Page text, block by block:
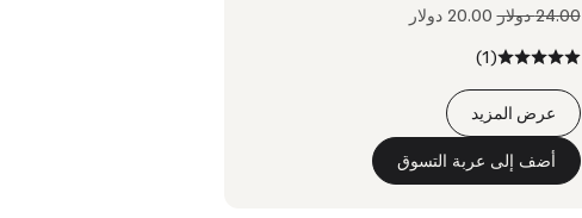
24.00 دولار 20.00 دولار
(1)
عرض المزيد
أضف إلى عربة التسوق